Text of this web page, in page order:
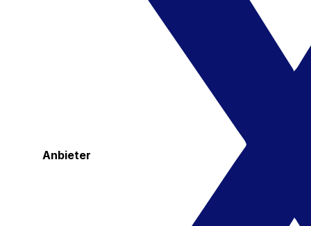
Anbieter